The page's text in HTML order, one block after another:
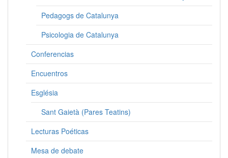
Pedagogs de Catalunya
Psicologia de Catalunya
Conferencias
Encuentros
Església
Sant Gaietà (Pares Teatins)
Lecturas Poéticas
Mesa de debate